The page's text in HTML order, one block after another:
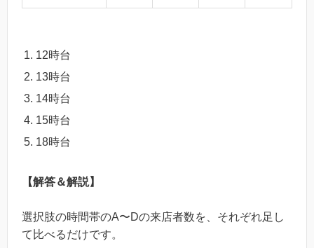
12時台
13時台
14時台
15時台
18時台
【解答＆解説】
選択肢の時間帯のA〜Dの来店者数を、それぞれ足し
て比べるだけです。